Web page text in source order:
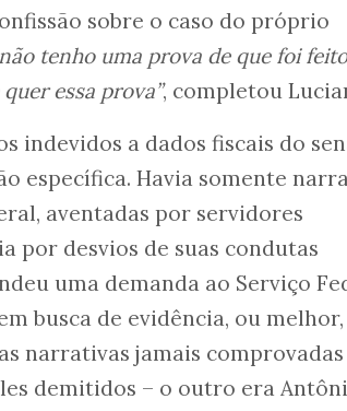
sobre o caso do próprio
tenho uma prova de que foi
quer essa prova”, completou
indevidos a dados fiscais do
específica. Havia somente
aventadas por servidores
por desvios de suas condutas
uma demanda ao Serviço
busca de evidência, ou melhor,
narrativas jamais comprovadas
demitidos – o outro era